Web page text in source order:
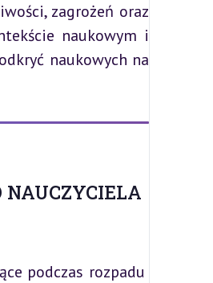
zagrożeń oraz
naukowym i
naukowych na
NAUCZYCIELA
podczas rozpadu